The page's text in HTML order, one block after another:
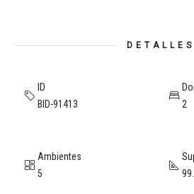
DETALLES
ID
BID-91413
2
Ambientes
5